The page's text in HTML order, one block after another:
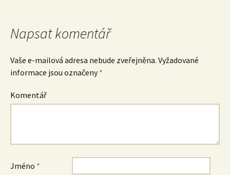
Napsat komentář
Vaše e-mailová adresa nebude zveřejněna. Vyžadované
informace jsou označeny*
Komentář
Jméno *